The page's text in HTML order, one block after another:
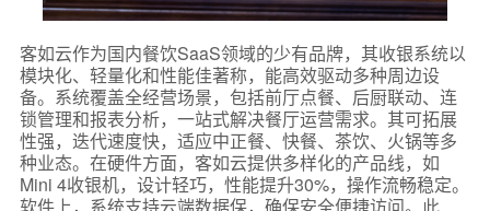
客如云作为国内餐饮SaaS领域的少有品牌，其收银系统以
模块化、轻量化和性能佳著称，能高效驱动多种周边设
备。系统覆盖全经营场景，包括前厅点餐、后厨联动、连
锁管理和报表分析，一站式解决餐厅运营需求。其可拓展
性强，迭代速度快，适应中正餐、快餐、茶饮、火锅等多
种业态。在硬件方面，客如云提供多样化的产品线，如
Mini 4收银机，设计轻巧，性能提升30%，操作流畅稳定。